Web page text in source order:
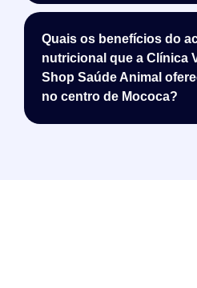
Quais os benefícios do
nutricional que a Clínica
Shop Saúde Animal
no centro de Mococa?